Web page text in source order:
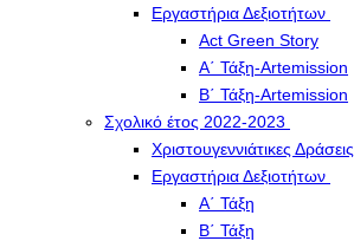
Εργαστήρια Δεξιοτήτων
Act Green Story
Α΄ Τάξη-Artemission
Β΄ Τάξη-Artemission
Σχολικό έτος 2022-2023
Χριστουγεννιάτικες Δράσεις
Εργαστήρια Δεξιοτήτων
Α΄ Τάξη
Β΄ Τάξη